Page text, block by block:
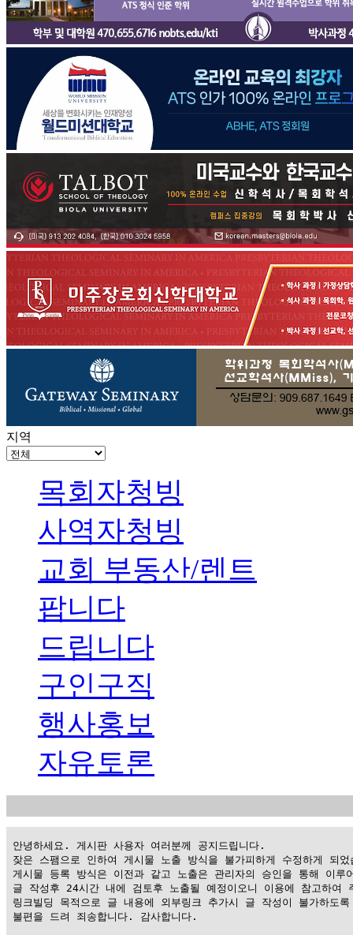
지역
목회자청빙
사역자청빙
교회 부동산/렌트
팝니다
드립니다
구인구직
행사홍보
자유토론
안녕하세요. 게시판 사용자 여러분께 공지드립니다.
잦은 스팸으로 인하여 게시물 노출 방식을 불가피하게 수정하게 되었
게시물 등록 방식은 이전과 같고 노출은 관리자의 승인을 통해 이루
글 작성후 24시간 내에 검토후 노출될 예정이오니 이용에 참고하여
링크빌딩 목적으로 글 내용에 외부링크 추가시 글 작성이 불가하도
불편을 드려 죄송합니다. 감사합니다.